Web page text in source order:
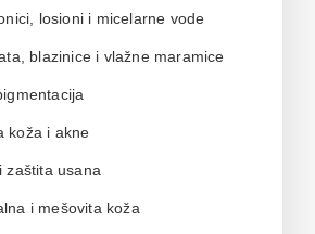
losioni i micelarne vode
blazinice i vlažne maramice
koža i akne
zaštita usana
i mešovita koža